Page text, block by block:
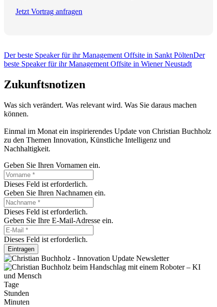
Jetzt Vortrag anfragen
Der beste Speaker für ihr Management Offsite in Sankt PöltenDer
beste Speaker für ihr Management Offsite in Wiener Neustadt
Zukunftsnotizen
Was sich verändert. Was relevant wird. Was Sie daraus machen
können.
Einmal im Monat ein inspirierendes Update von Christian Buchholz
zu den Themen Innovation, Künstliche Intelligenz und
Nachhaltigkeit.
Geben Sie Ihren Vornamen ein.
Dieses Feld ist erforderlich.
Geben Sie Ihren Nachnamen ein.
Dieses Feld ist erforderlich.
Geben Sie Ihre E-Mail-Adresse ein.
Dieses Feld ist erforderlich.
Eintragen
Tage
Stunden
Minuten